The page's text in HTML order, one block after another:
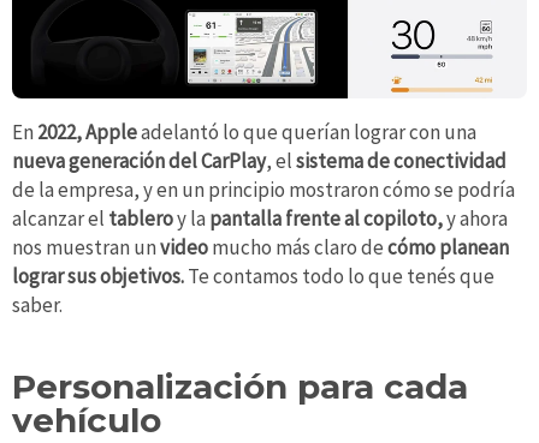
En 2022,Appleadelantó lo que querían lograr con una
nueva generación del CarPlay, elsistema de conectividad
de la empresa, y en un principio mostraron cómo se podría
alcanzar el tableroy la pantalla frente al copiloto,y ahora
nos muestran unvideomucho más claro decómo planean
lograr sus objetivos.Te contamos todo lo que tenés que
saber.
Personalización para cada
vehículo